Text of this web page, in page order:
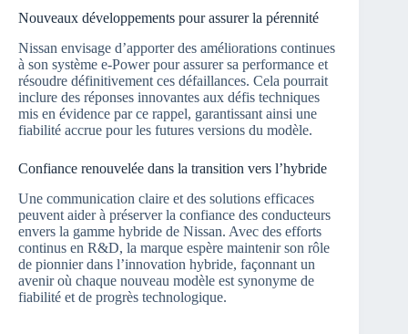
Nouveaux développements pour assurer la pérennité
Nissan envisage d’apporter des améliorations continues
à son système e-Power pour assurer sa performance et
résoudre définitivement ces défaillances. Cela pourrait
inclure des réponses innovantes aux défis techniques
mis en évidence par ce rappel, garantissant ainsi une
fiabilité accrue pour les futures versions du modèle.
Confiance renouvelée dans la transition vers l’hybride
Une communication claire et des solutions efficaces
peuvent aider à préserver la confiance des conducteurs
envers la gamme hybride de Nissan. Avec des efforts
continus en R&D, la marque espère maintenir son rôle
de pionnier dans l’innovation hybride, façonnant un
avenir où chaque nouveau modèle est synonyme de
fiabilité et de progrès technologique.